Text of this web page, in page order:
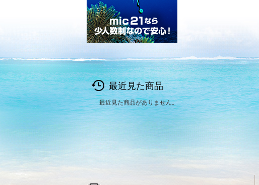
最近見た商品
最近見た商品がありません。